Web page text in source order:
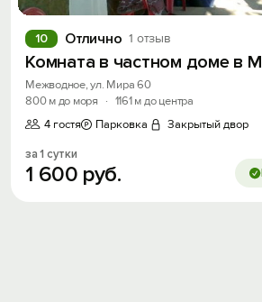
Отлично 1 отзыв
10
Комната в частном доме в
Межводное, ул. Мира 60
800 м до моря
· 1161 м до центра
4 гостя
Парковка Закрытый двор
за 1 сутки
1 600 руб.